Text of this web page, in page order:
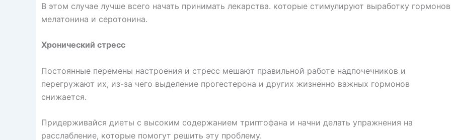
В этом случае лучше всего начать принимать лекарства. которые стимулируют выработку гормонов
мелатонина и серотонина.
Хронический стресс
Постоянные перемены настроения и стресс мешают правильной работе надпочечников и
перегружают их, из-за чего выделение прогестерона и других жизненно важных гормонов
снижается.
Придерживайся диеты с высоким содержанием триптофана и начни делать упражнения на
расслабление, которые помогут решить эту проблему.